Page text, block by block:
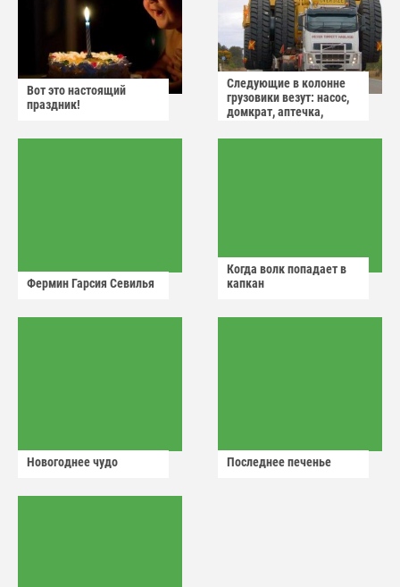
Вот это настоящий
праздник!
Следующие в колонне
грузовики везут: насос,
домкрат, аптечка,
Фермин Гарсия Севилья
Когда волк попадает в
капкан
Новогоднее чудо Последнее печенье